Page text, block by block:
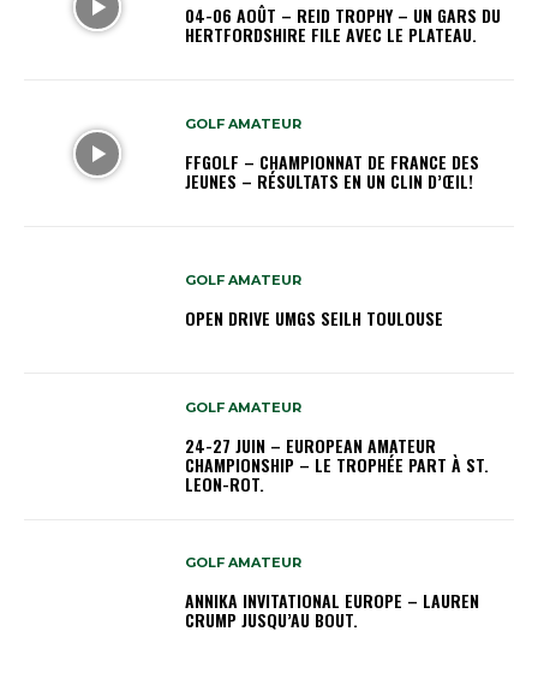
04-06 AOÛT – REID TROPHY – UN GARS DU
HERTFORDSHIRE FILE AVEC LE PLATEAU.
GOLF AMATEUR
FFGOLF – CHAMPIONNAT DE FRANCE DES
JEUNES – RÉSULTATS EN UN CLIN D’ŒIL!
GOLF AMATEUR
OPEN DRIVE UMGS SEILH TOULOUSE
GOLF AMATEUR
24-27 JUIN – EUROPEAN AMATEUR
CHAMPIONSHIP – LE TROPHÉE PART À ST.
LEON-ROT.
GOLF AMATEUR
ANNIKA INVITATIONAL EUROPE – LAUREN
CRUMP JUSQU’AU BOUT.